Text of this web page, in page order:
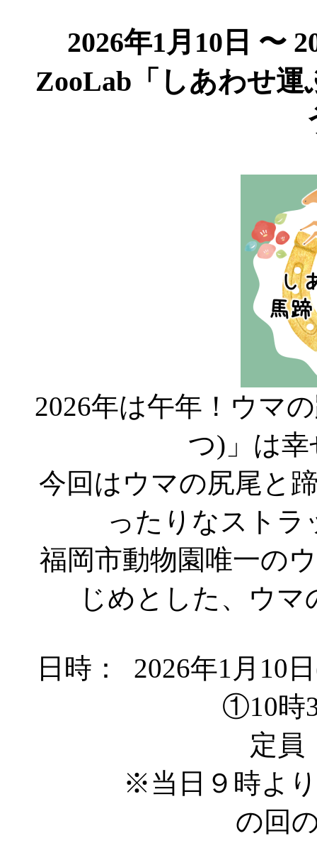
2026年1月10日 〜
ZooLab「しあわせ
2026年は午年！ウマ
つ)」は
今回はウマの尻尾と
ったりなストラ
福岡市動物園唯一の
じめとした、ウ
日時： 2026年1月10
①10時
定員
※当日９時より多
の回